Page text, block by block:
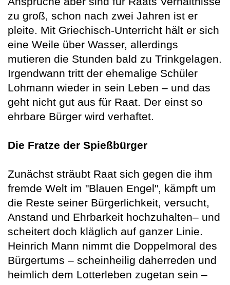
zu groß, schon nach zwei Jahren ist er
pleite. Mit Griechisch-Unterricht hält er sich
eine Weile über Wasser, allerdings
mutieren die Stunden bald zu Trinkgelagen.
Irgendwann tritt der ehemalige Schüler
Lohmann wieder in sein Leben – und das
geht nicht gut aus für Raat. Der einst so
ehrbare Bürger wird verhaftet.
Die Fratze der Spießbürger
Zunächst sträubt Raat sich gegen die ihm
fremde Welt im "Blauen Engel", kämpft um
die Reste seiner Bürgerlichkeit, versucht,
Anstand und Ehrbarkeit hochzuhalten– und
scheitert doch kläglich auf ganzer Linie.
Heinrich Mann nimmt die Doppelmoral des
Bürgertums – scheinheilig daherreden und
heimlich dem Lotterleben zugetan sein –